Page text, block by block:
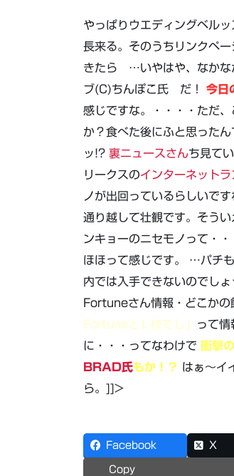
やっぱりウエディングベル
長来る。そのうちリンクペ
きたら …いやはや、なか
ブ(C)ちんぽこ氏 だ！ 今日
感じですな。・・・・ただ
か？食べた後にふと思った
ッ!? 裏ニュースさんち見て
リークスのインターネット
ノが出回っているらしいで
通り越して壮観です。そう
ンキョーのニセモノって・
ほほって感じです。 …パチ
内では入手できないのでし
Fortuneさん情報・どこかの
FortuneとＬ様でし」
って
に・・・ってなわけで 衝撃
BRAD氏もか！？ はぁ～イ
ら。]]>
Facebook X
Copy